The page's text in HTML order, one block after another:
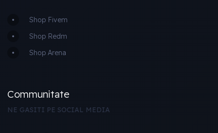
Shop Fivem
Shop Redm
Shop Arena
Communitate
NE GASITI PE SOCIAL MEDIA